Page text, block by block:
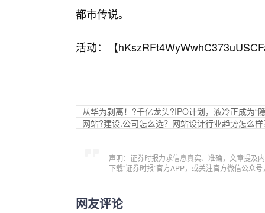
都市传说。
活动：【
从华为剥离！?千亿龙头?IPO计划，液冷正成为“
网站?建设.公司怎么选？网站设计行业趋势怎么
声明：证券时报力求信息真实、准确，文章提及
下载“证券时报”官方APP，或关注官方微信公众
网友评论